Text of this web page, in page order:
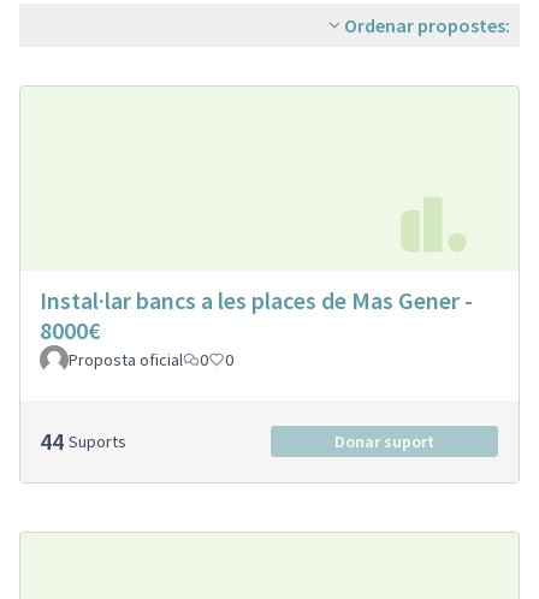
Ordenar propostes:
Instal·lar bancs a les places de Mas Gener -
8000€
Proposta oficial 0 0
44 Suports Donar suport